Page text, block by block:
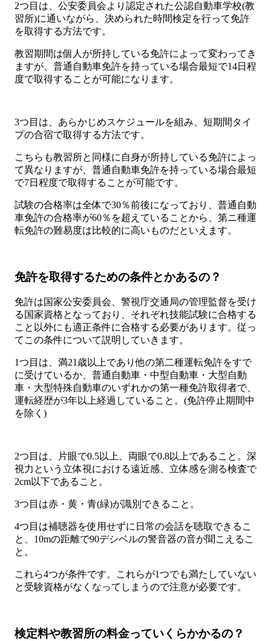
2つ目は、公安委員会より認定された公認自動車学校(教
習所)に通いながら、決められた時間検定を行って免許
を取得する方法です。
教習期間は個人が所持している免許によって変わってき
ますが、普通自動車免許を持っている場合最短で14日程
度で取得することが可能になります。
3つ目は、あらかじめスケジュールを組み、短期間タイ
プの合宿で取得する方法です。
こちらも教習所と同様に自身が所持している免許によっ
て異なりますが、普通自動車免許を持っている場合最短
で7日程度で取得することが可能です。
試験の合格率は全体で30％前後になっており、普通自動
車免許の合格率が60％を超えていることから、第ニ種運
転免許の難易度は比較的に高いものだといえます。
免許を取得するための条件とかあるの？
免許は国家公安委員会、警視庁交通局の管理監督を受け
る国家資格となっており、それぞれ技能試験に合格する
こと以外にも適正条件に合格する必要があります。従っ
てこの条件について説明していきます。
1つ目は、満21歳以上であり他の第二種運転免許をすで
に受けているか、普通自動車・中型自動車・大型自動
車・大型特殊自動車のいずれかの第一種免許取得者で、
運転経歴が3年以上経過していること。(免許停止期間中
を除く)
2つ目は、片眼で0.5以上、両眼で0.8以上であること。深
視力という立体視における遠近感、立体感を測る検査で
2cm以下であること。
3つ目は赤・黄・青(緑)が識別できること。
4つ目は補聴器を使用せずに日常の会話を聴取できるこ
と、10mの距離で90デシベルの警音器の音が聞こえるこ
と。
これら4つが条件です。これらが1つでも満たしていない
と受験資格がなくなってしまうので注意が必要です。
検定料や教習所の料金っていくらかかるの？